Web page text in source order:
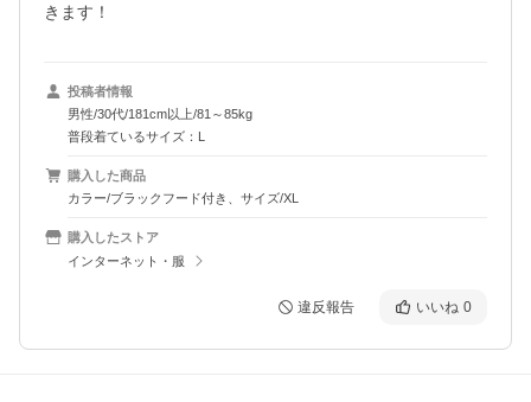
きます！
投稿者情報
男性/30代/181cm以上/81～85kg
普段着ているサイズ：L
購入した商品
カラー/ブラックフード付き、サイズ/XL
購入したストア
インターネット・服
違反報告 いいね 0